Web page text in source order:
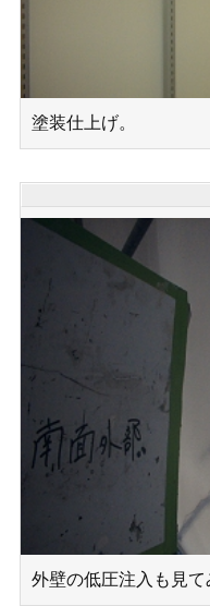
塗装仕上げ。
外壁の低圧注入も見て